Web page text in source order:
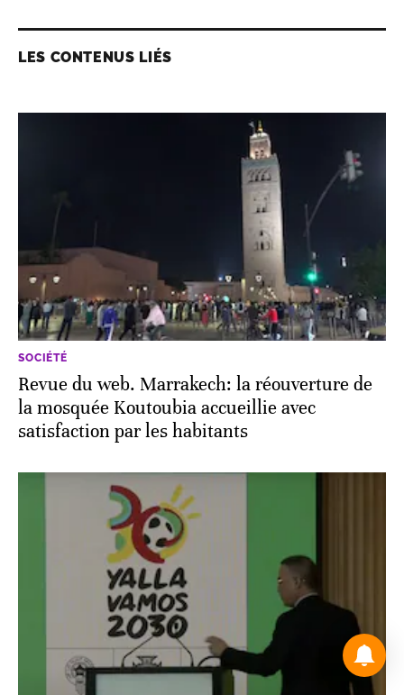
LES CONTENUS LIÉS
SOCIÉTÉ
Revue du web. Marrakech: la réouverture de
la mosquée Koutoubia accueillie avec
satisfaction par les habitants